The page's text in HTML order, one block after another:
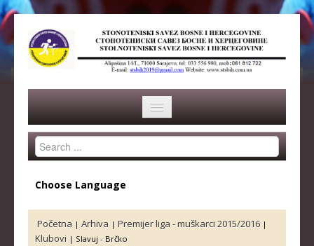
ISTORIJA
ORGANI SAVEZA
Search
...
Choose Language
Početna | Arhiva | Premijer liga - muškarci 2015/2016 |
Klubovi | Slavuj - Brčko